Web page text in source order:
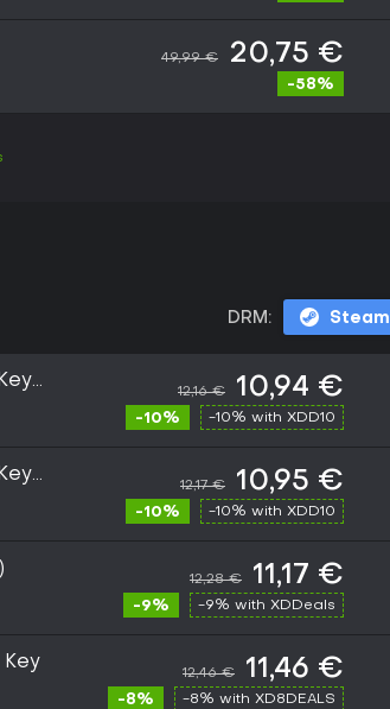
49,99 € 20,75 €
-58%
DRM: Steam
12,16 € 10,94 €
-10% -10% with XDD10
12,17 € 10,95 €
-10% -10% with XDD10
12,28 € 11,17 €
-9% -9% with XDDeals
Key
12,46 € 11,46 €
-8% -8% with XD8DEALS